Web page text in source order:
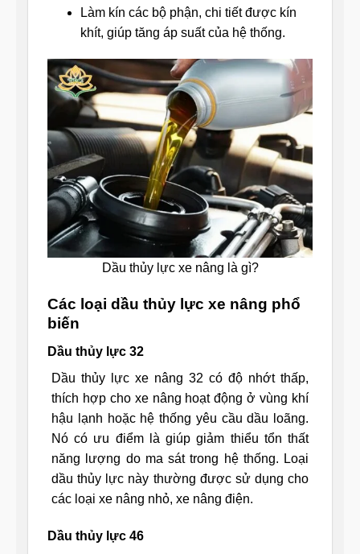
Làm kín các bộ phận, chi tiết được kín
khít, giúp tăng áp suất của hệ thống.
Dầu thủy lực xe nâng là gì?
Các loại dầu thủy lực xe nâng phổ
biến
Dầu thủy lực 32
Dầu thủy lực xe nâng 32 có độ nhớt thấp,
thích hợp cho xe nâng hoạt động ở vùng khí
hậu lạnh hoặc hệ thống yêu cầu dầu loãng.
Nó có ưu điểm là giúp giảm thiểu tổn thất
năng lượng do ma sát trong hệ thống. Loại
dầu thủy lực này thường được sử dụng cho
các loại xe nâng nhỏ, xe nâng điện.
Dầu thủy lực 46